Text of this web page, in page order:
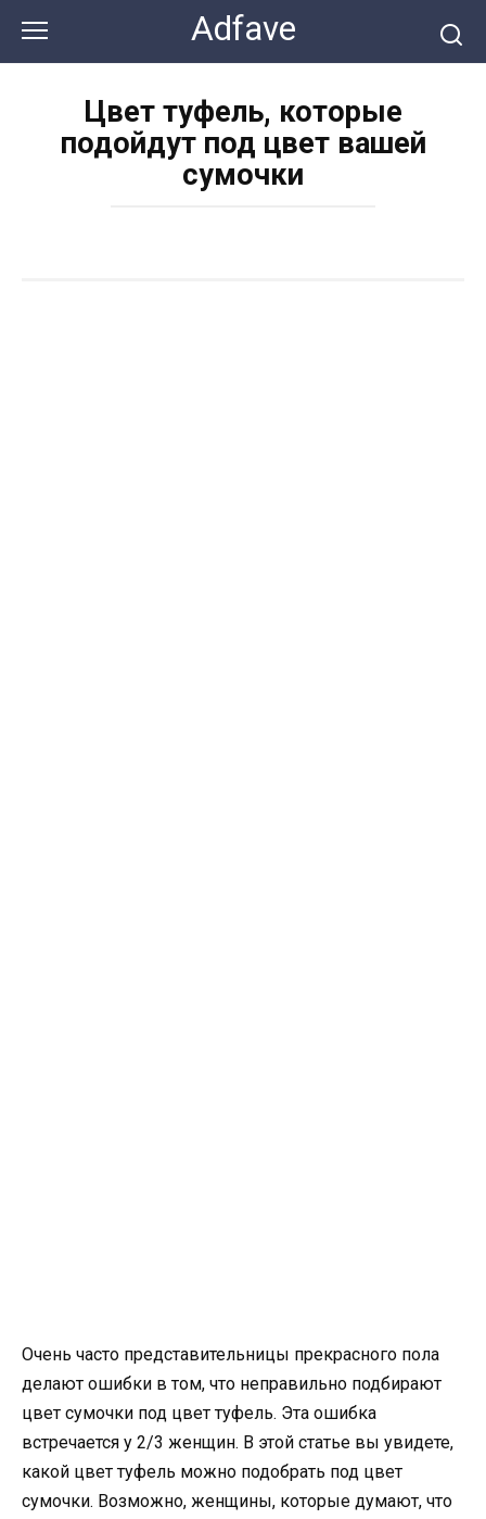
контенту
Adfave
Цвет туфель, которые
подойдут под цвет вашей
сумочки
Очень часто представительницы прекрасного пола
делают ошибки в том, что неправильно подбирают
цвет сумочки под цвет туфель. Эта ошибка
встречается у 2/3 женщин. В этой статье вы увидете,
какой цвет туфель можно подобрать под цвет
сумочки. Возможно, женщины, которые думают, что